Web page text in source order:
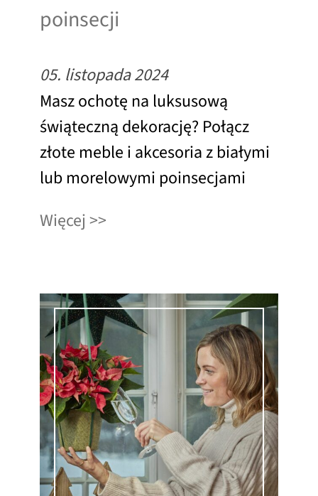
poinsecji
05. listopada 2024
Masz ochotę na luksusową
świąteczną dekorację? Połącz
złote meble i akcesoria z białymi
lub morelowymi poinsecjami
Więcej